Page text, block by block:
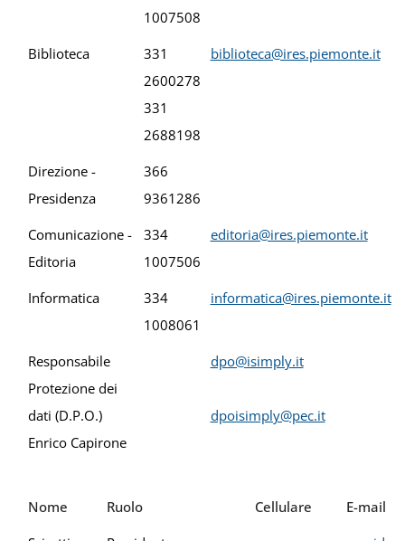
1007508
Biblioteca
331
2600278
331
2688198
biblioteca@ires.piemonte.it
Direzione -
Presidenza
366
9361286
Comunicazione -
Editoria
334
1007506
editoria@ires.piemonte.it
Informatica
334
1008061
informatica@ires.piemonte.it
Responsabile
Protezione dei
dati (D.P.O.)
Enrico Capirone
dpo@isimply.it
dpoisimply@pec.it
Nome Ruolo Cellulare
E-mail